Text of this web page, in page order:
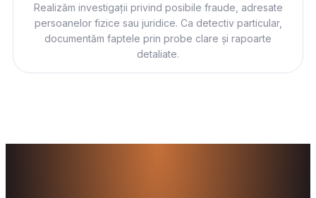
Realizăm investigații privind posibile fraude, adresate
persoanelor fizice sau juridice. Ca detectiv particular,
documentăm faptele prin probe clare și rapoarte
detaliate.